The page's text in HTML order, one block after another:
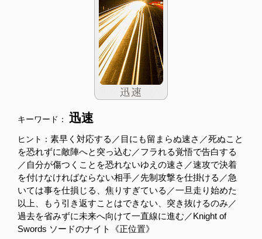
キーワード： 迅速
ヒント： 素早く対応する／目にも留まらぬ速さ／死ぬこと
を恐れずに敵陣へと突っ込む／フラれる覚悟で告白する
／自分が傷つくことを恐れないゆえの速さ／速攻で決着
を付けなければならない相手／先制攻撃を仕掛ける／急
いては事を仕損じる、焦りすぎている／一旦走り始めた
以上、もう引き返すことはできない、突き抜けるのみ／
過去を省みずに未来へ向けて一直線に進む／Knight of
Swords ソードのナイト《正位置》